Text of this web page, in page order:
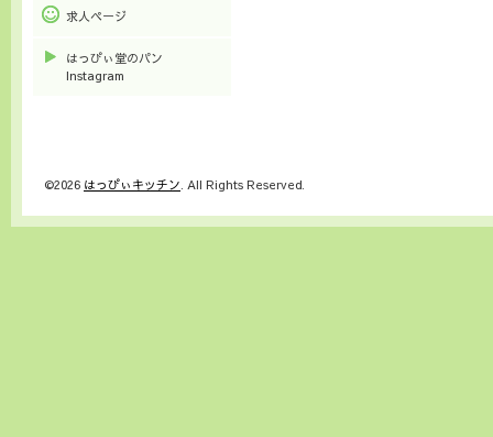
求人ページ
はっぴぃ堂のパン
Instagram
©2026 はっぴぃキッチン. All Rights Reserved.